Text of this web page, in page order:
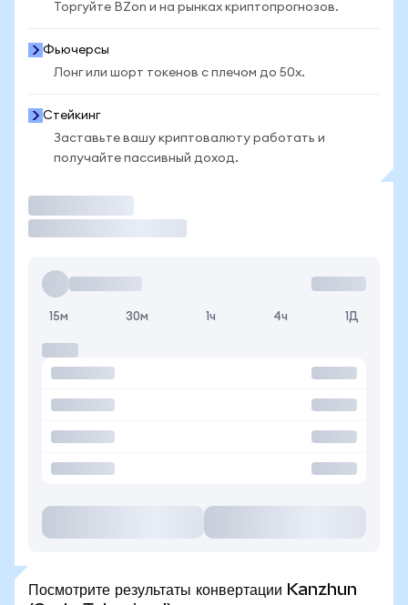
Торгуйте BZon и на рынках криптопрогнозов.
Фьючерсы
Лонг или шорт токенов с плечом до 50x.
Стейкинг
Заставьте вашу криптовалюту работать и
получайте пассивный доход.
15м 30м 1ч 4ч 1Д
Посмотрите результаты конвертации Kanzhun